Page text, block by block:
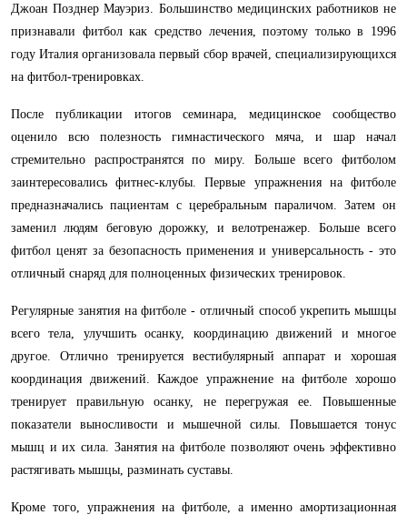
Джоан Позднер Мауэриз. Большинство медицинских работников не
признавали фитбол как средство лечения, поэтому только в 1996
году Италия организовала первый сбор врачей, специализирующихся
на фитбол-тренировках.
После публикации итогов семинара, медицинское сообщество
оценило всю полезность гимнастического мяча, и шар начал
стремительно распространятся по миру. Больше всего фитболом
заинтересовались фитнес-клубы. Первые упражнения на фитболе
предназначались пациентам с церебральным параличом. Затем он
заменил людям беговую дорожку, и велотренажер. Больше всего
фитбол ценят за безопасность применения и универсальность - это
отличный снаряд для полноценных физических тренировок.
Регулярные занятия на фитболе - отличный способ укрепить мышцы
всего тела, улучшить осанку, координацию движений и многое
другое. Отлично тренируется вестибулярный аппарат и хорошая
координация движений. Каждое упражнение на фитболе хорошо
тренирует правильную осанку, не перегружая ее. Повышенные
показатели выносливости и мышечной силы. Повышается тонус
мышц и их сила. Занятия на фитболе позволяют очень эффективно
растягивать мышцы, разминать суставы.
Кроме того, упражнения на фитболе, а именно амортизационная